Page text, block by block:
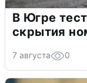
В Югре
скрытия
7 августа 0